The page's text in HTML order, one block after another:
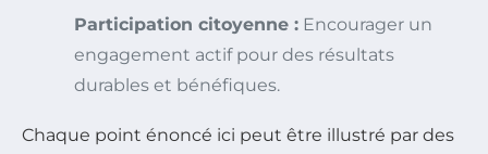
Participation citoyenne : Encourager un
engagement actif pour des résultats
durables et bénéfiques.
Chaque point énoncé ici peut être illustré par des